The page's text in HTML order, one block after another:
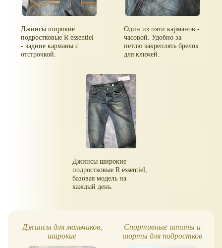
Джинсы широкие
подростковые R essentiel
- задние карманы с
отстрочкой.
Один из пяти карманов -
часовой. Удобно за
петлю закреплять брелок
для ключей.
Джинсы широкие
подростковые R essentiel,
базовая модель на
каждый день.
Джинсы для мальчиков,
широкие
Спортивные штаны и
шорты для подростков